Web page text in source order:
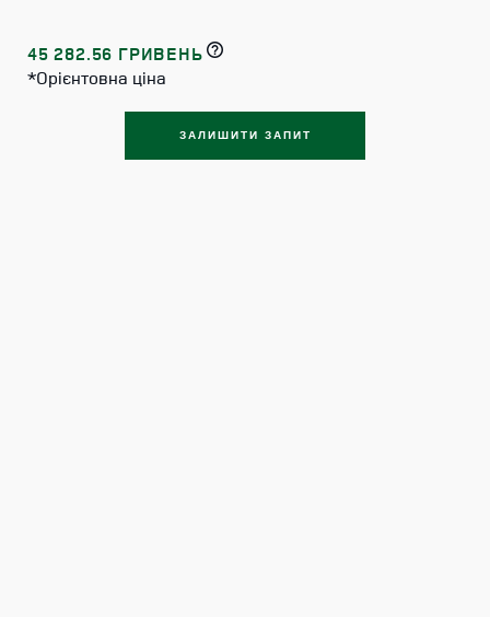
45 282.56 ГРИВЕНЬ
*Орієнтовна ціна
ЗАЛИШИТИ ЗАПИТ